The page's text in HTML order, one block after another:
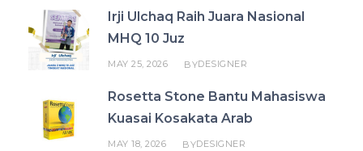
Irji Ulchaq Raih Juara Nasional
MHQ 10 Juz
MAY 25, 2026 BYDESIGNER
Rosetta Stone Bantu Mahasiswa
Kuasai Kosakata Arab
MAY 18, 2026 BYDESIGNER